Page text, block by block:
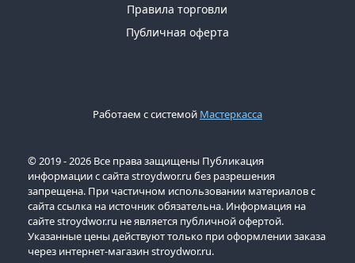
Правила торговли
Публичная оферта
Работаем с системой Мастеркасса
© 2019 - 2026 Все права защищены Публикация
информации с сайта stroydwor.ru без разрешения
запрещена. При частичном использовании материалов с
сайта ссылка на источник обязательна. Информация на
сайте stroydwor.ru не является публичной офертой.
Указанные цены действуют только при оформлении заказа
через интернет-магазин stroydwor.ru.